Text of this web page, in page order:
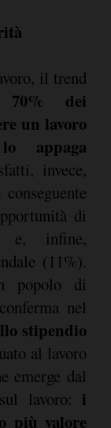
il trend
dei
un lavoro
appaga
invece,
di
e, infine,
(11%).
popolo di
nel
stipendio
al lavoro
emerge dal
lavoro: i
più valore